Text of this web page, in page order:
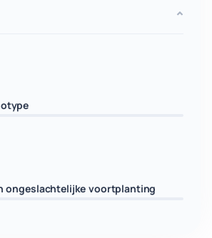
ongeslachtelijke voortplanting